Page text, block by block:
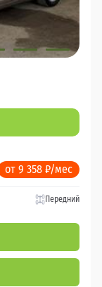
от 9 358 ₽/мес
Передний